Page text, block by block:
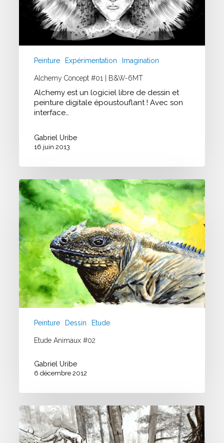
Peinture Expérimentation Imagination
Alchemy Concept #01 | B&W-6MT
Alchemy est un logiciel libre de dessin et
peinture digitale époustouflant ! Avec son
interface…
Gabriel Uribe
16 juin 2013
Etude
Animaux
#02
Peinture Dessin Etude
Etude Animaux #02
Gabriel Uribe
6 décembre 2012
Etude
Environnement
#01